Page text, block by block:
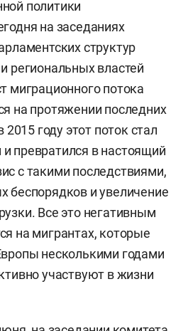
политики
на заседаниях
структур
региональных властей
миграционного потока
на протяжении последних
2015 году этот поток стал
превратился в настоящий
с такими последствиями,
беспорядков и увеличение
Все это негативным
на мигрантах, которые
несколькими годами
участвуют в жизни